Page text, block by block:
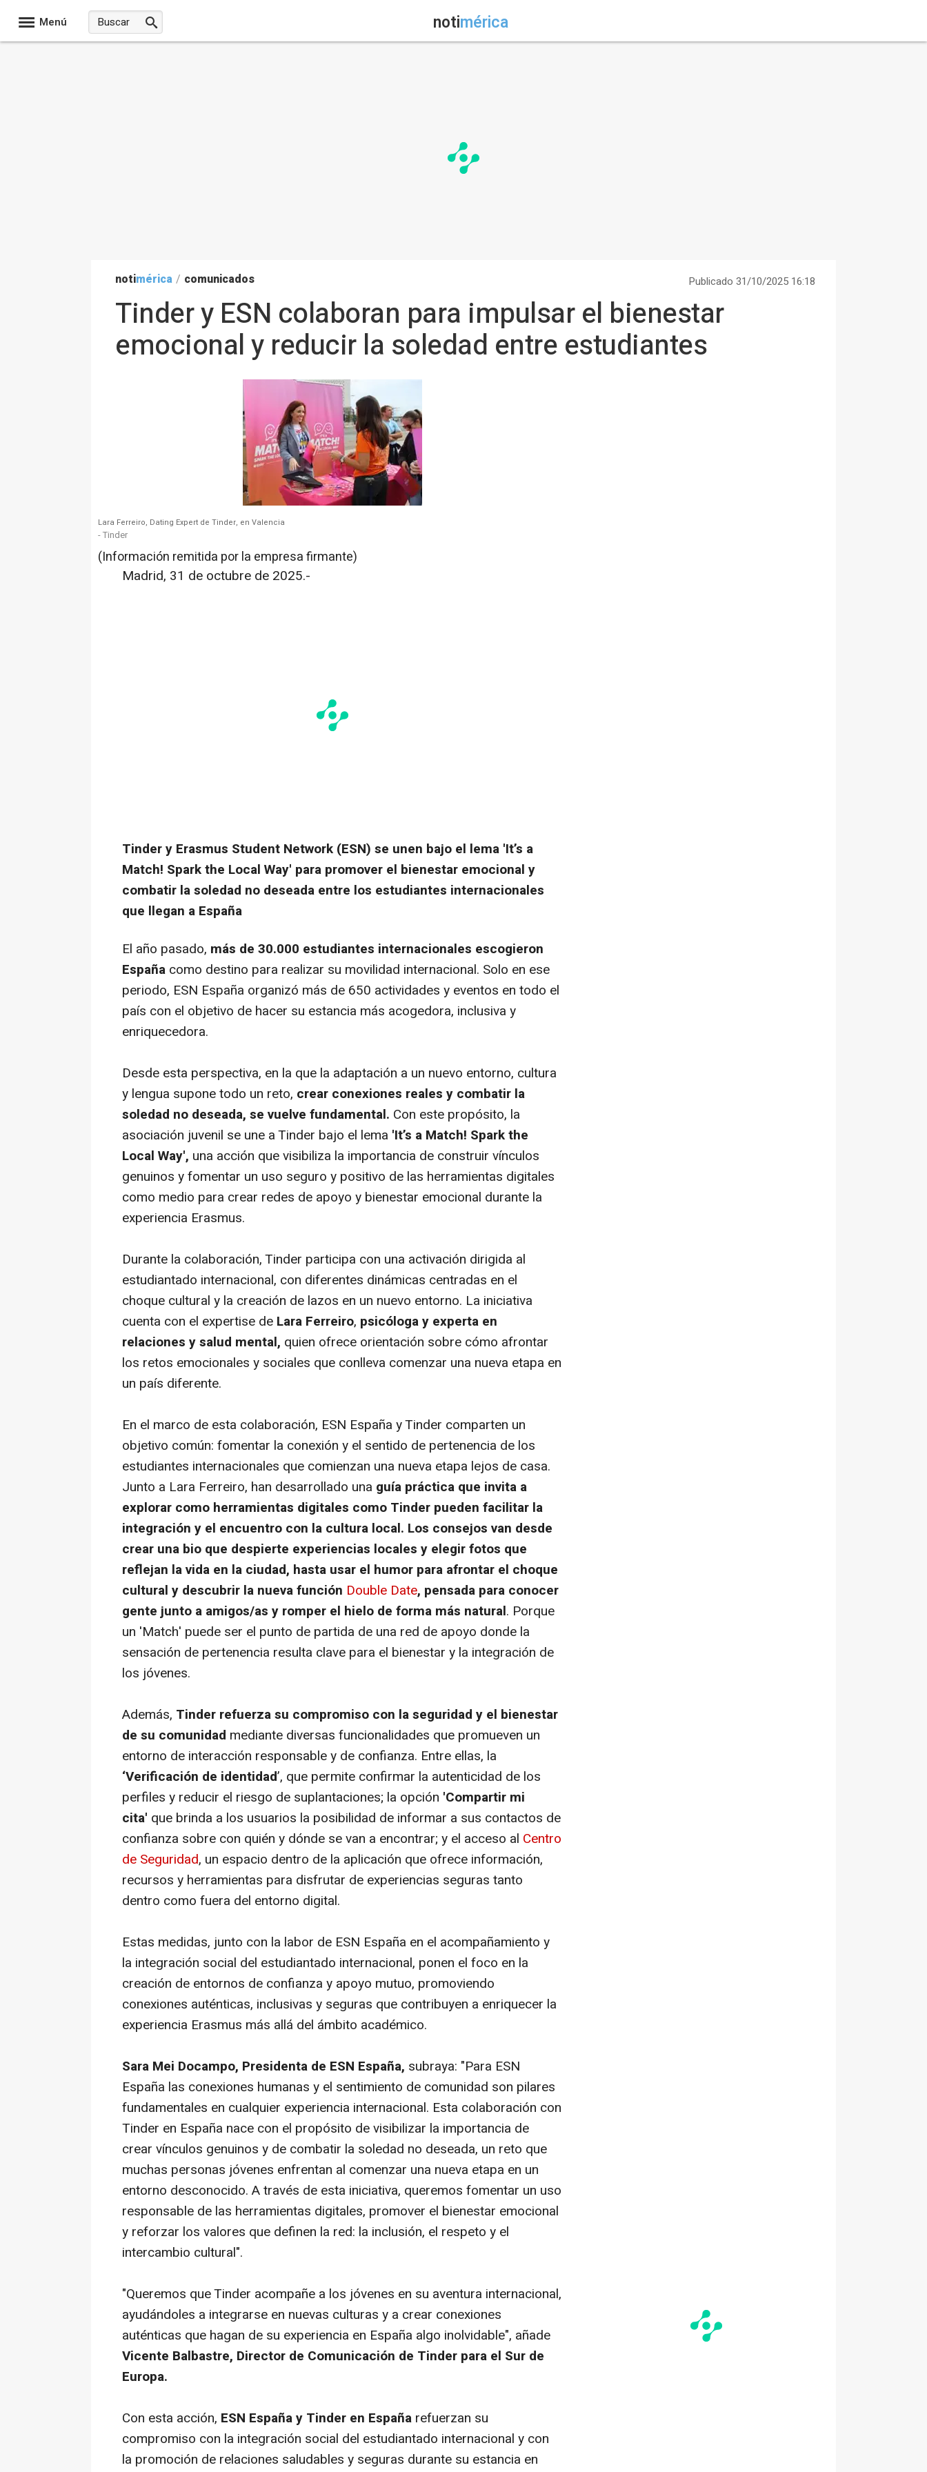
Menú notimérica
notimérica / comunicados Publicado 31/10/2025 16:18
Tinder y ESN colaboran para impulsar el bienestar
emocional y reducir la soledad entre estudiantes
Lara Ferreiro, Dating Expert de Tinder, en Valencia
- Tinder
(Información remitida por la empresa firmante)
Madrid, 31 de octubre de 2025.-
Tinder y Erasmus Student Network (ESN) se unen bajo el lema 'It’s a
Match! Spark the Local Way' para promover el bienestar emocional y
combatir la soledad no deseada entre los estudiantes internacionales
que llegan a España
El año pasado, más de 30.000 estudiantes internacionales escogieron
España como destino para realizar su movilidad internacional. Solo en ese
periodo, ESN España organizó más de 650 actividades y eventos en todo el
país con el objetivo de hacer su estancia más acogedora, inclusiva y
enriquecedora.
Desde esta perspectiva, en la que la adaptación a un nuevo entorno, cultura
y lengua supone todo un reto, crear conexiones reales y combatir la
soledad no deseada, se vuelve fundamental. Con este propósito, la
asociación juvenil se une a Tinder bajo el lema 'It’s a Match! Spark the
Local Way', una acción que visibiliza la importancia de construir vínculos
genuinos y fomentar un uso seguro y positivo de las herramientas digitales
como medio para crear redes de apoyo y bienestar emocional durante la
experiencia Erasmus.
Durante la colaboración, Tinder participa con una activación dirigida al
estudiantado internacional, con diferentes dinámicas centradas en el
choque cultural y la creación de lazos en un nuevo entorno. La iniciativa
cuenta con el expertise de Lara Ferreiro, psicóloga y experta en
relaciones y salud mental, quien ofrece orientación sobre cómo afrontar
los retos emocionales y sociales que conlleva comenzar una nueva etapa en
un país diferente.
En el marco de esta colaboración, ESN España y Tinder comparten un
objetivo común: fomentar la conexión y el sentido de pertenencia de los
estudiantes internacionales que comienzan una nueva etapa lejos de casa.
Junto a Lara Ferreiro, han desarrollado una guía práctica que invita a
explorar como herramientas digitales como Tinder pueden facilitar la
integración y el encuentro con la cultura local. Los consejos van desde
crear una bio que despierte experiencias locales y elegir fotos que
reflejan la vida en la ciudad, hasta usar el humor para afrontar el choque
cultural y descubrir la nueva función Double Date, pensada para conocer
gente junto a amigos/as y romper el hielo de forma más natural. Porque
un 'Match' puede ser el punto de partida de una red de apoyo donde la
sensación de pertenencia resulta clave para el bienestar y la integración de
los jóvenes.
Además, Tinder refuerza su compromiso con la seguridad y el bienestar
de su comunidad mediante diversas funcionalidades que promueven un
entorno de interacción responsable y de confianza. Entre ellas, la
‘Verificación de identidad’, que permite confirmar la autenticidad de los
perfiles y reducir el riesgo de suplantaciones; la opción 'Compartir mi
cita' que brinda a los usuarios la posibilidad de informar a sus contactos de
confianza sobre con quién y dónde se van a encontrar; y el acceso al Centro
de Seguridad, un espacio dentro de la aplicación que ofrece información,
recursos y herramientas para disfrutar de experiencias seguras tanto
dentro como fuera del entorno digital.
Estas medidas, junto con la labor de ESN España en el acompañamiento y
la integración social del estudiantado internacional, ponen el foco en la
creación de entornos de confianza y apoyo mutuo, promoviendo
conexiones auténticas, inclusivas y seguras que contribuyen a enriquecer la
experiencia Erasmus más allá del ámbito académico.
Sara Mei Docampo, Presidenta de ESN España, subraya: "Para ESN
España las conexiones humanas y el sentimiento de comunidad son pilares
fundamentales en cualquier experiencia internacional. Esta colaboración con
Tinder en España nace con el propósito de visibilizar la importancia de
crear vínculos genuinos y de combatir la soledad no deseada, un reto que
muchas personas jóvenes enfrentan al comenzar una nueva etapa en un
entorno desconocido. A través de esta iniciativa, queremos fomentar un uso
responsable de las herramientas digitales, promover el bienestar emocional
y reforzar los valores que definen la red: la inclusión, el respeto y el
intercambio cultural".
"Queremos que Tinder acompañe a los jóvenes en su aventura internacional,
ayudándoles a integrarse en nuevas culturas y a crear conexiones
auténticas que hagan de su experiencia en España algo inolvidable", añade
Vicente Balbastre, Director de Comunicación de Tinder para el Sur de
Europa.
Con esta acción, ESN España y Tinder en España refuerzan su
compromiso con la integración social del estudiantado internacional y con
la promoción de relaciones saludables y seguras durante su estancia en